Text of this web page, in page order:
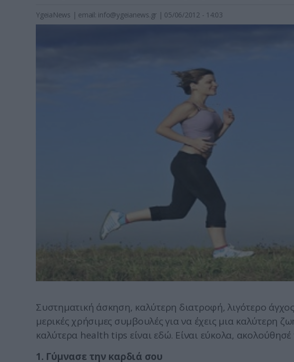
YgeiaNews | email: info@ygeianews.gr | 05/06/2012 - 14:03
Συστηματική άσκηση, καλύτερη διατροφή, λιγότερο
μερικές χρήσιμες συμβουλές για να έχεις μια καλύτερη
καλύτερα health tips είναι εδώ. Είναι εύκολα,
1. Γύμνασε την καρδιά σου